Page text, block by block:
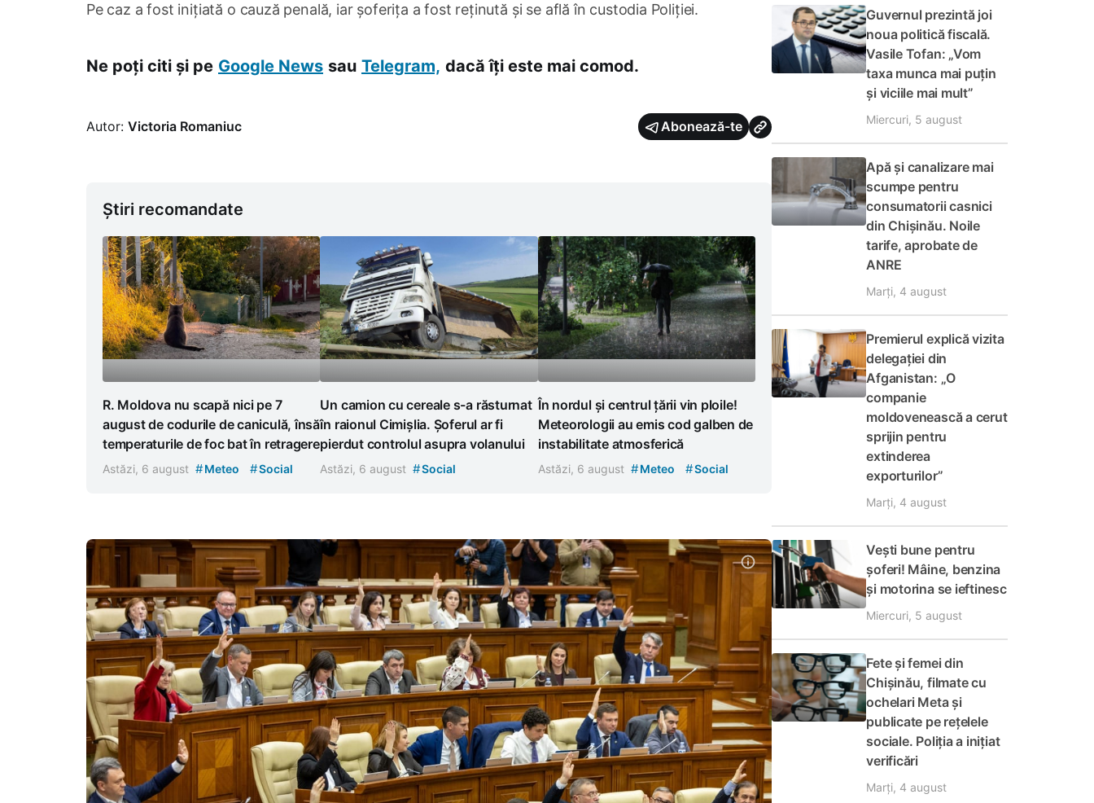
Pe caz a fost inițiată o cauză penală, iar șoferița a fost reținută și se află în custodia Poliției.
Ne poți citi și pe Google News sau Telegram, dacă îți este mai comod.
Autor: Victoria Romaniuc Abonează-te
Știri recomandate
R. Moldova nu scapă nici pe 7
august de codurile de caniculă, însă
temperaturile de foc bat în retragere
Astăzi, 6 august #Meteo #Social
Un camion cu cereale s-a răsturnat
în raionul Cimișlia. Șoferul ar fi
pierdut controlul asupra volanului
Astăzi, 6 august #Social
În nordul și centrul țării vin ploile!
Meteorologii au emis cod galben de
instabilitate atmosferică
Astăzi, 6 august #Meteo #Social
Guvernul prezintă joi
noua politică fiscală.
Vasile Tofan: „Vom
taxa munca mai puțin
și viciile mai mult”
Miercuri, 5 august
Apă și canalizare mai
scumpe pentru
consumatorii casnici
din Chișinău. Noile
tarife, aprobate de
ANRE
Marți, 4 august
Premierul explică vizita
delegației din
Afganistan: „O
companie
moldovenească a cerut
sprijin pentru
extinderea
exporturilor”
Marți, 4 august
Vești bune pentru
șoferi! Mâine, benzina
și motorina se ieftinesc
Miercuri, 5 august
Fete și femei din
Chișinău, filmate cu
ochelari Meta și
publicate pe rețelele
sociale. Poliția a inițiat
verificări
Marți, 4 august